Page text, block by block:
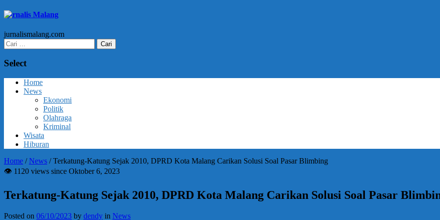
Jurnalis Malang
jurnalismalang.com
Cari
untuk:
Select
Home
News
Ekonomi
Politik
Olahraga
Kriminal
Wisata
Hiburan
Home /News /Terkatung-Katung Sejak 2010, DPRD Kota Malang Carikan Solusi Soal Pasar Blimbing
👁 1120 views since Oktober 6, 2023
Terkatung-Katung Sejak 2010, DPRD Kota Malang Carikan Solusi Soal Pasar
Posted on 06/10/2023 by dendy in News